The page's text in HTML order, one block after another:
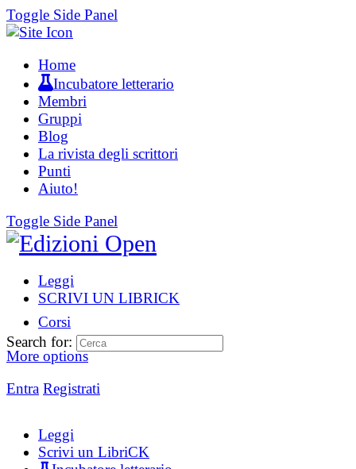
Toggle Side Panel
Home
Incubatore letterario
Membri
Gruppi
Blog
La rivista degli scrittori
Punti
Aiuto!
Toggle Side Panel
Leggi
SCRIVI UN LIBRICK
Corsi
More options
Entra Registrati
Search for:
Leggi
Scrivi un LibriCK